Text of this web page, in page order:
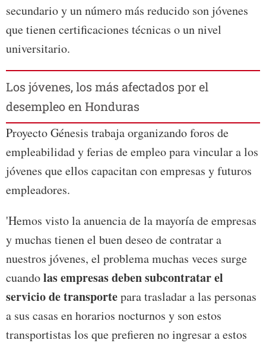
secundario y un número más reducido son jóvenes
que tienen certificaciones técnicas o un nivel
universitario.
Los jóvenes, los más afectados por el
desempleo en Honduras
Proyecto Génesis trabaja organizando foros de
empleabilidad y ferias de empleo para vincular a los
jóvenes que ellos capacitan con empresas y futuros
empleadores.
'Hemos visto la anuencia de la mayoría de empresas
y muchas tienen el buen deseo de contratar a
nuestros jóvenes, el problema muchas veces surge
cuandolas empresas deben subcontratar el
servicio de transportepara trasladar a las personas
a sus casas en horarios nocturnos y son estos
transportistas los que prefieren no ingresar a estos